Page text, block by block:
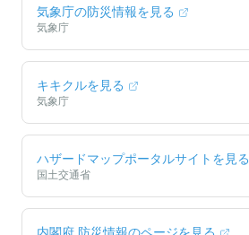
気象庁の防災情報を見る
気象庁
キキクルを見る
気象庁
ハザードマップポータルサイトを見る
国土交通省